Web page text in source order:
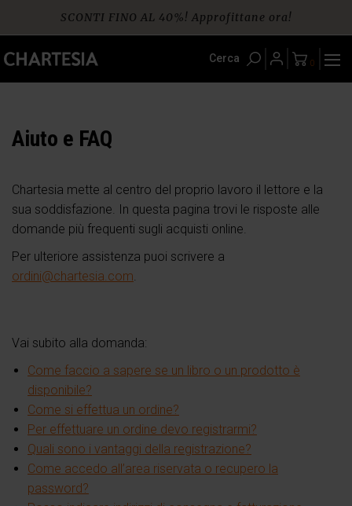
content
SCONTI FINO AL 40%! Approfittane ora!
Spedizione gratuita per ordini da € 60
Cerca 0
Aiuto e FAQ
Chartesia mette al centro del proprio lavoro il lettore e la
sua soddisfazione. In questa pagina trovi le risposte alle
domande più frequenti sugli acquisti online.
Per ulteriore assistenza puoi scrivere a
ordini@chartesia.com.
Vai subito alla domanda:
Come faccio a sapere se un libro o un prodotto è
disponibile?
Come si effettua un ordine?
Per effettuare un ordine devo registrarmi?
Quali sono i vantaggi della registrazione?
Come accedo all’area riservata o recupero la
password?